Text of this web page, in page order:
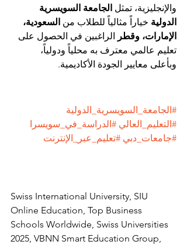
والإنجليزية، تمثل الجامعة السويسرية
الدولية خياراً مثالياً للطلاب من السعودية،
الإمارات، وقطر الراغبين في الحصول على
تعليم عالمي معترف به محلياً ودولياً،
وبأعلى معايير الجودة الأكاديمية.
#الجامعة_السويسرية_الدولية
#التعليم_العالي #الدراسة_في_سويسرا
#جامعات_دبي #تعليم_عبر_الإنترنت
Swiss International University, SIU
Online Education, Top Business
Schools Worldwide, Swiss Universities
2025, VBNN Smart Education Group,